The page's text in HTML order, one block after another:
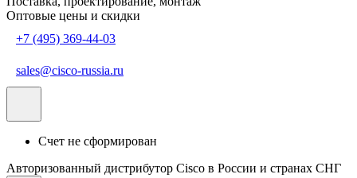
Оптовые цены и скидки
+7 (495) 369-44-03
sales@cisco-russia.ru
Счет не сформирован
Авторизованный дистрибутор Cisco в России и странах СНГ